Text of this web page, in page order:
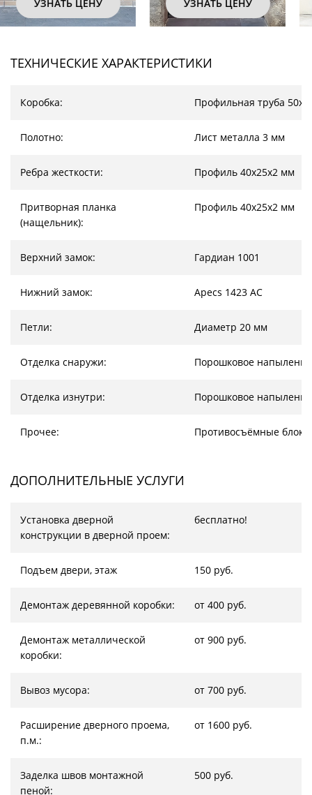
УЗНАТЬ ЦЕНУ УЗНАТЬ ЦЕНУ
ТЕХНИЧЕСКИЕ ХАРАКТЕРИСТИКИ
Коробка: Профильная труба
Полотно: Лист металла 3 мм
Ребра жесткости: Профиль 40х25х2 мм
Притворная планка
(нащельник):
Профиль 40х25х2 мм
Верхний замок: Гардиан 1001
Нижний замок: Apecs 1423 AC
Петли: Диаметр 20 мм
Отделка снаружи: Порошковое напыление
Отделка изнутри: Порошковое напыление
Прочее: Противосъёмные
ДОПОЛНИТЕЛЬНЫЕ УСЛУГИ
Установка дверной
конструкции в дверной проем:
бесплатно!
Подъем двери, этаж 150 руб.
Демонтаж деревянной коробки: от 400 руб.
Демонтаж металлической
коробки:
от 900 руб.
Вывоз мусора: от 700 руб.
Расширение дверного проема,
п.м.:
от 1600 руб.
Заделка швов монтажной
пеной:
500 руб.